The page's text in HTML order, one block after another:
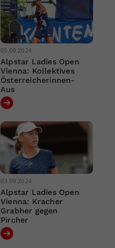
05.09.2024
Alpstar Ladies Open
Vienna: Kollektives
Österreicherinnen-
Aus
03.09.2024
Alpstar Ladies Open
Vienna: Kracher
Grabher gegen
Pircher